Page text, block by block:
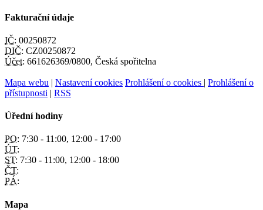
Fakturační údaje
IČ: 00250872
DIČ: CZ00250872
Účet: 661626369/0800, Česká spořitelna
Mapa webu | Nastavení cookies Prohlášení o cookies | Prohlášení o
přístupnosti | RSS
Úřední hodiny
PO: 7:30 - 11:00, 12:00 - 17:00
ÚT:
ST: 7:30 - 11:00, 12:00 - 18:00
ČT:
PÁ:
Mapa